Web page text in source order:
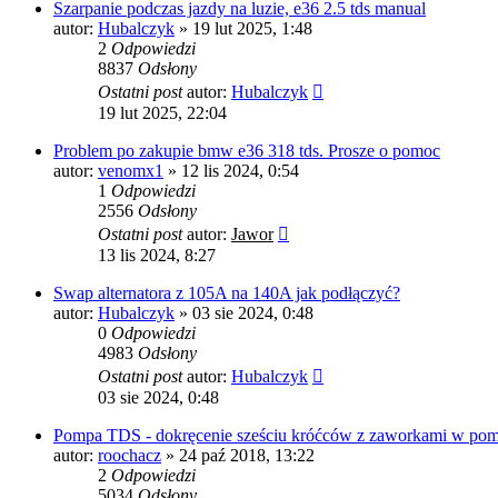
Szarpanie podczas jazdy na luzie, e36 2.5 tds manual
autor: Hubalczyk » 19 lut 2025, 1:48
2 Odpowiedzi
8837 Odsłony
Ostatni postautor: Hubalczyk
19 lut 2025, 22:04
Problem po zakupie bmw e36 318 tds. Prosze o pomoc
autor: venomx1 » 12 lis 2024, 0:54
1 Odpowiedzi
2556 Odsłony
Ostatni postautor: Jawor
13 lis 2024, 8:27
Swap alternatora z 105A na 140A jak podłączyć?
autor: Hubalczyk » 03 sie 2024, 0:48
0 Odpowiedzi
4983 Odsłony
Ostatni postautor: Hubalczyk
03 sie 2024, 0:48
Pompa TDS - dokręcenie sześciu króćców z zaworkami w
autor: roochacz » 24 paź 2018, 13:22
2 Odpowiedzi